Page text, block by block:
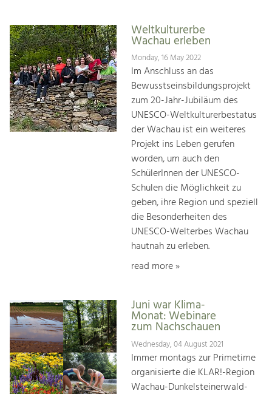
Weltkulturerbe
Wachau erleben
Monday, 16 May 2022
Im Anschluss an das
Bewusstseinsbildungsprojekt
zum 20-Jahr-Jubiläum des
UNESCO-Weltkulturerbestatus
der Wachau ist ein weiteres
Projekt ins Leben gerufen
worden, um auch den
SchülerInnen der UNESCO-
Schulen die Möglichkeit zu
geben, ihre Region und speziell
die Besonderheiten des
UNESCO-Welterbes Wachau
hautnah zu erleben.
read more »
Juni war Klima-
Monat: Webinare
zum Nachschauen
Wednesday, 04 August 2021
Immer montags zur Primetime
organisierte die KLAR!-Region
Wachau-Dunkelsteinerwald-